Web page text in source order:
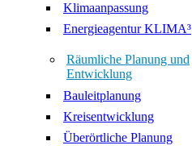
Klimaanpassung
Energieagentur KLIMA³
Räumliche Planung und
Entwicklung
Bauleitplanung
Kreisentwicklung
Überörtliche Planung